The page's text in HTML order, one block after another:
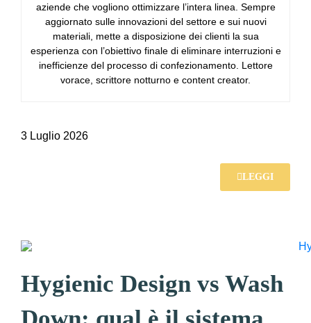
aziende che vogliono ottimizzare l’intera linea. Sempre
aggiornato sulle innovazioni del settore e sui nuovi
materiali, mette a disposizione dei clienti la sua
esperienza con l’obiettivo finale di eliminare interruzioni e
inefficienze del processo di confezionamento. Lettore
vorace, scrittore notturno e content creator.
3 Luglio 2026
LEGGI
Hygienic Design vs Wash